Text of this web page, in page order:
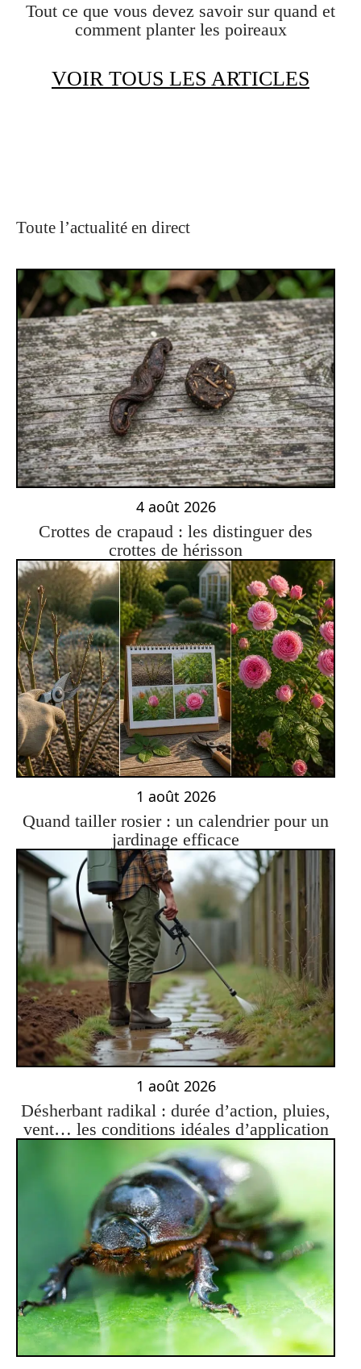
Tout ce que vous devez savoir sur quand et
comment planter les poireaux
VOIR TOUS LES ARTICLES
Toute l’actualité en direct
4 août 2026
Crottes de crapaud : les distinguer des
crottes de hérisson
1 août 2026
Quand tailler rosier : un calendrier pour un
jardinage efficace
1 août 2026
Désherbant radikal : durée d’action, pluies,
vent… les conditions idéales d’application